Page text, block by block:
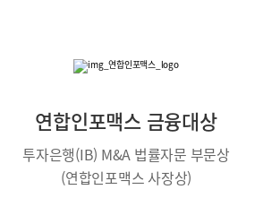
연합인포맥스 금융대상
투자은행(IB) M&A 법률자문 부문상
(연합인포맥스 사장상)